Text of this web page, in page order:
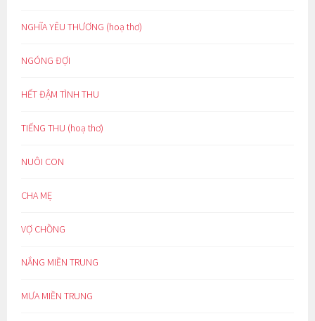
NGHĨA YÊU THƯƠNG (hoạ thơ)
NGÓNG ĐỢI
HẾT ĐẬM TÌNH THU
TIẾNG THU (hoạ thơ)
NUÔI CON
CHA MẸ
VỢ CHỒNG
NẮNG MIỀN TRUNG
MƯA MIỀN TRUNG